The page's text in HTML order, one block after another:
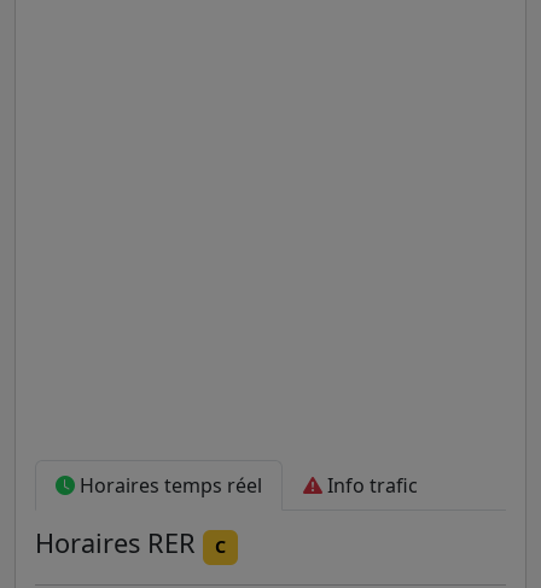
Horaires temps réel Info trafic
Horaires RER C